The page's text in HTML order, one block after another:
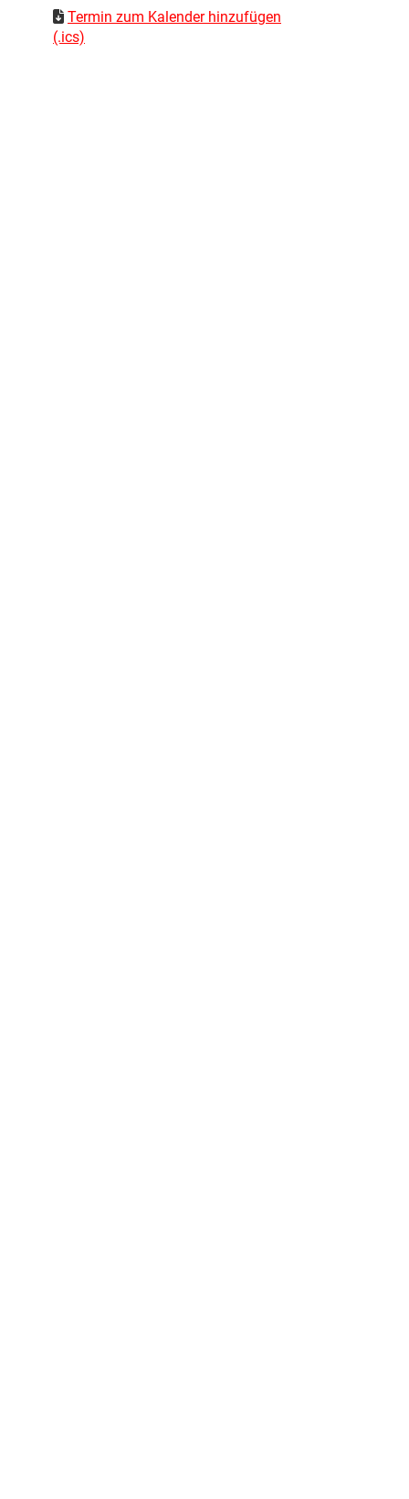
Termin zum Kalender hinzufügen
(.ics)